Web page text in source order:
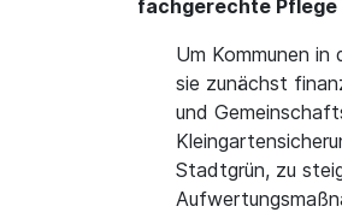
fachgerechte
Um Kommunen
sie zunächst
und
Stadtgrün, zu